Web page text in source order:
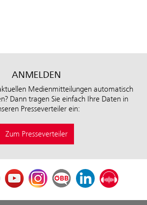
ANMELDEN
Medienmitteilungen automatisch
Dann tragen Sie einfach Ihre Daten in
Presseverteiler ein:
Zum Presseverteiler
YoutubeInstagramÖBB Corporate Blog
LinkedInPodcast